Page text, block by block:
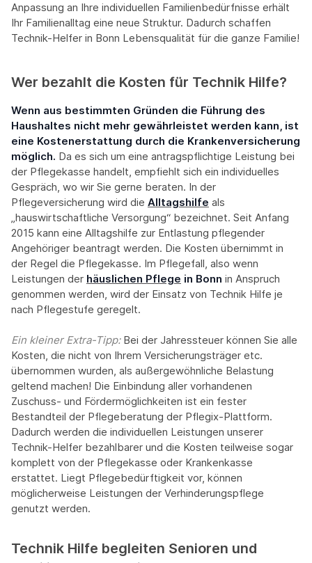
Anpassung an Ihre individuellen Familienbedürfnisse erhält
Ihr Familienalltag eine neue Struktur. Dadurch schaffen
Technik-Helfer in Bonn Lebensqualität für die ganze Familie!
Wer bezahlt die Kosten für Technik Hilfe?
Wenn aus bestimmten Gründen die Führung des
Haushaltes nicht mehr gewährleistet werden kann, ist
eine Kostenerstattung durch die Krankenversicherung
möglich. Da es sich um eine antragspflichtige Leistung bei
der Pflegekasse handelt, empfiehlt sich ein individuelles
Gespräch, wo wir Sie gerne beraten. In der
Pflegeversicherung wird die Alltagshilfe als
„hauswirtschaftliche Versorgung“ bezeichnet. Seit Anfang
2015 kann eine Alltagshilfe zur Entlastung pflegender
Angehöriger beantragt werden. Die Kosten übernimmt in
der Regel die Pflegekasse. Im Pflegefall, also wenn
Leistungen der häuslichen Pflege in Bonn in Anspruch
genommen werden, wird der Einsatz von Technik Hilfe je
nach Pflegestufe geregelt.
Ein kleiner Extra-Tipp:‍ Bei der Jahressteuer können Sie alle
Kosten, die nicht von Ihrem Versicherungsträger etc.
übernommen wurden, als außergewöhnliche Belastung
geltend machen! Die Einbindung aller vorhandenen
Zuschuss- und Fördermöglichkeiten ist ein fester
Bestandteil der Pflegeberatung der Pflegix-Plattform.
Dadurch werden die individuellen Leistungen unserer
Technik-Helfer bezahlbarer und die Kosten teilweise sogar
komplett von der Pflegekasse oder Krankenkasse
erstattet. Liegt Pflegebedürftigkeit vor, können
möglicherweise Leistungen der Verhinderungspflege
genutzt werden.
Technik Hilfe begleiten Senioren und